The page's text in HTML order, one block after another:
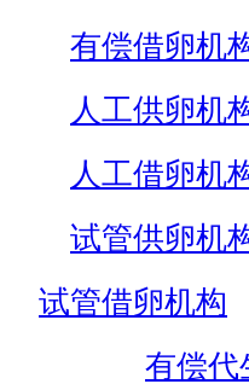
有偿借卵机
人工供卵机
人工借卵机
试管供卵机
试管借卵机构
有偿代